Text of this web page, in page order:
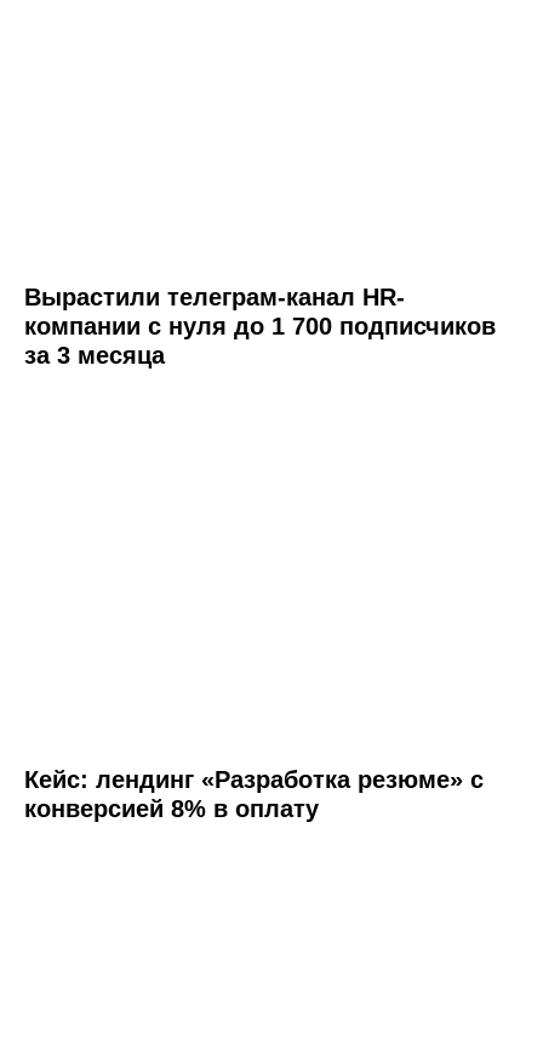
Вырастили телеграм-канал HR-
компании с нуля до 1 700 подписчиков
за 3 месяца
Кейс: лендинг «Разработка резюме» с
конверсией 8% в оплату